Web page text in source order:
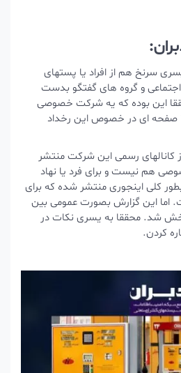
هم از افراد یا پستهای
و گروه های گفتگو بدست
این بوده که یه شرکت خصوصی
104 صفحه ای در خصوص این رخداد
رسمی این شرکت منتشر
نیست و برای فرد یا نهاد
اینجوری منتشر شده که برای
این گزارش بصورت عمومی بین
شد. محققا به یسری نکات در